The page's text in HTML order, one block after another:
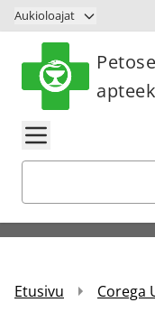
Siirry sisältöön
Aukioloajat
Etusivu Corega